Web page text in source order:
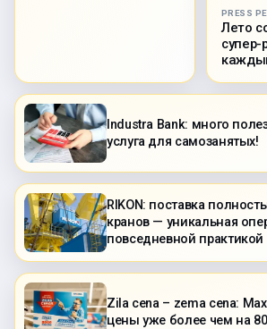
PRESS
Лето
Industra Bank: много
услуга для самозанятых!
RIKON: поставка
кранов — уникальная
повседневной практикой
Zila cena – zema cena:
цены уже более чем на